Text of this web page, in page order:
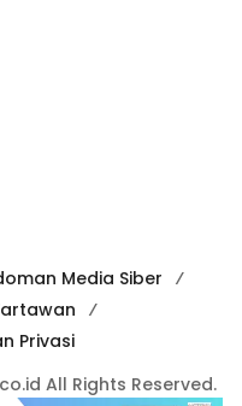
Media Siber
Privasi
All Rights Reserved.